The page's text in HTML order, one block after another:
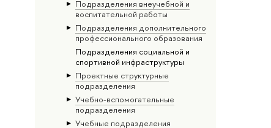
Подразделения внеучебной и
воспитательной работы
Подразделения дополнительного
профессионального образования
Подразделения социальной и
спортивной инфраструктуры
Проектные структурные
подразделения
Учебно-вспомогательные
подразделения
Учебные подразделения